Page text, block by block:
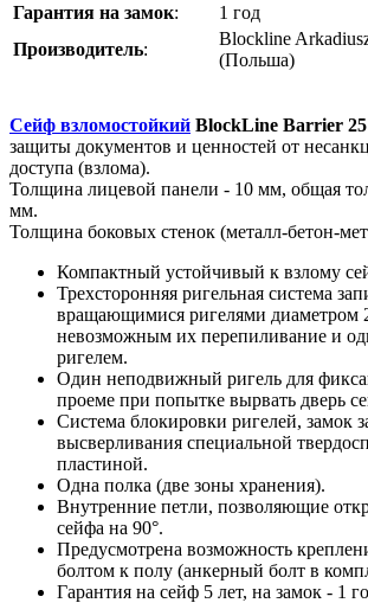
Гарантия на замок:
1 год
Производитель:
Blockline
(Польша)
Сейф взломостойкий BlockLine Barrier 25
защиты документов и ценностей от
доступа (взлома).
Толщина лицевой панели - 10 мм, общая
мм.
Толщина боковых стенок (металл-бетон-
Компактный устойчивый к взлому
Трехсторонняя ригельная система
вращающимися ригелями диаметром
невозможным их перепиливание и
ригелем.
Один неподвижный ригель для
проеме при попытке вырвать дверь
Система блокировки ригелей, замок
высверливания специальной
пластиной.
Одна полка (две зоны хранения).
Внутренние петли, позволяющие
сейфа на 90°.
Предусмотрена возможность
болтом к полу (анкерный болт в
Гарантия на сейф 5 лет, на замок - 1